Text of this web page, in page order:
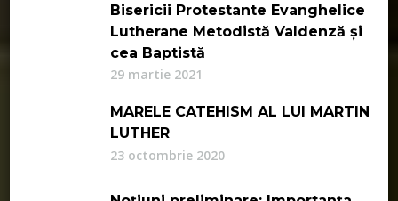
Bisericii Protestante Evanghelice
Lutherane Metodistă Valdenză și
cea Baptistă
29 martie 2021
MARELE CATEHISM AL LUI MARTIN
LUTHER
23 octombrie 2020